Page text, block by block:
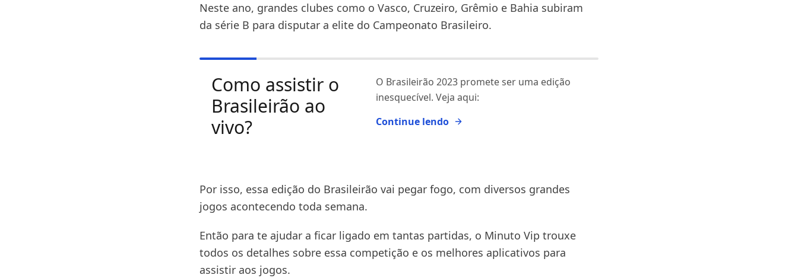
Neste ano, grandes clubes como o Vasco, Cruzeiro, Grêmio e Bahia subiram
da série B para disputar a elite do Campeonato Brasileiro.
Como assistir o
Brasileirão ao
vivo?
O Brasileirão 2023 promete ser uma edição
inesquecível. Veja aqui:
Continue lendo
Por isso, essa edição do Brasileirão vai pegar fogo, com diversos grandes
jogos acontecendo toda semana.
Então para te ajudar a ficar ligado em tantas partidas, o Minuto Vip trouxe
todos os detalhes sobre essa competição e os melhores aplicativos para
assistir aos jogos.